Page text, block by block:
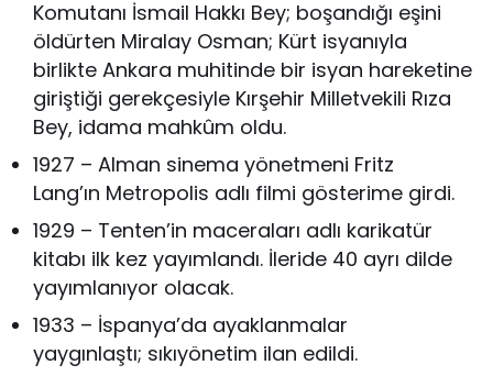
Komutanı İsmail Hakkı Bey; boşandığı eşini
öldürten Miralay Osman; Kürt isyanıyla
birlikte Ankara muhitinde bir isyan hareketine
giriştiği gerekçesiyle Kırşehir Milletvekili Rıza
Bey, idama mahkûm oldu.
1927 – Alman sinema yönetmeni Fritz
Lang’ın Metropolis adlı filmi gösterime girdi.
1929 – Tenten’in maceraları adlı karikatür
kitabı ilk kez yayımlandı. İleride 40 ayrı dilde
yayımlanıyor olacak.
1933 – İspanya’da ayaklanmalar
yaygınlaştı; sıkıyönetim ilan edildi.